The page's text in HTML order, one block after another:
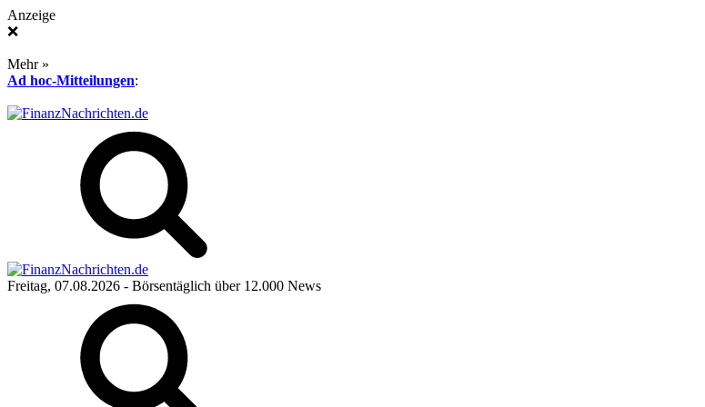
Anzeige
❌
Mehr »
Ad hoc-Mitteilungen:
Freitag, 07.08.2026 - Börsentäglich über 12.000 News